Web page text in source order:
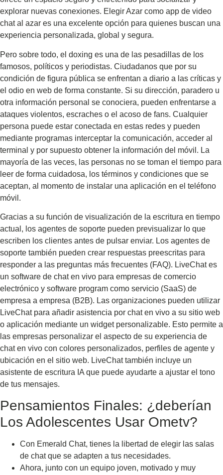
explorar nuevas conexiones. Elegir Azar como app de video
chat al azar es una excelente opción para quienes buscan una
experiencia personalizada, global y segura.
Pero sobre todo, el doxing es una de las pesadillas de los
famosos, políticos y periodistas. Ciudadanos que por su
condición de figura pública se enfrentan a diario a las críticas y
el odio en web de forma constante. Si su dirección, paradero u
otra información personal se conociera, pueden enfrentarse a
ataques violentos, escraches o el acoso de fans. Cualquier
persona puede estar conectada en estas redes y pueden
mediante programas interceptar la comunicación, acceder al
terminal y por supuesto obtener la información del móvil. La
mayoría de las veces, las personas no se toman el tiempo para
leer de forma cuidadosa, los términos y condiciones que se
aceptan, al momento de instalar una aplicación en el teléfono
móvil.
Gracias a su función de visualización de la escritura en tiempo
actual, los agentes de soporte pueden previsualizar lo que
escriben los clientes antes de pulsar enviar. Los agentes de
soporte también pueden crear respuestas preescritas para
responder a las preguntas más frecuentes (FAQ). LiveChat es
un software de chat en vivo para empresas de comercio
electrónico y software program como servicio (SaaS) de
empresa a empresa (B2B). Las organizaciones pueden utilizar
LiveChat para añadir asistencia por chat en vivo a su sitio web
o aplicación mediante un widget personalizable. Esto permite a
las empresas personalizar el aspecto de su experiencia de
chat en vivo con colores personalizados, perfiles de agente y
ubicación en el sitio web. LiveChat también incluye un
asistente de escritura IA que puede ayudarte a ajustar el tono
de tus mensajes.
Pensamientos Finales: ¿deberían
Los Adolescentes Usar Ometv?
Con Emerald Chat, tienes la libertad de elegir las salas
de chat que se adapten a tus necesidades.
Ahora, junto con un equipo joven, motivado y muy